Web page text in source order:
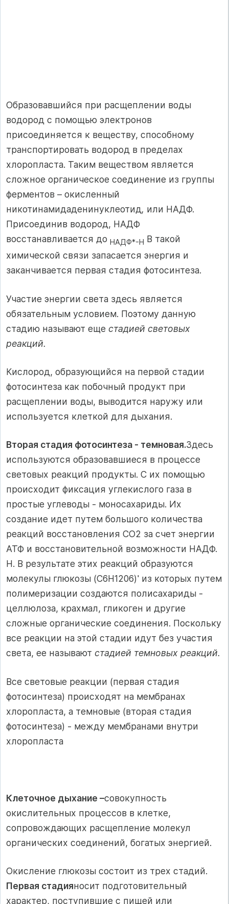
Образовавшийся при расщеплении воды
водород с помощью электро­нов
присоединяется к веществу, способному
транспортировать водород в пре­делах
хлоропласта. Таким веществом является
сложное органическое соеди­нение из группы
ферментов – окисленный
никотинамидаденинуклеотид, или НАДФ.
Присоединив водород, НАДФ
восстанавливается до НАДФ*-Н В такой
химической связи запасается энергия и
заканчивается первая стадия фотосинтеза.
Участие энергии света здесь является
обязательным условием. Поэтому данную
стадию называют еще стадией световых
реакций.
Кислород, образующийся на первой стадии
фотосинтеза как побочный продукт при
расщеплении воды, выводится наружу или
используется клеткой для дыхания.
Вторая стадия фотосинтеза - темновая.Здесь
используются образо­вавшиеся в процессе
световых реакций продукты. С их помощью
происходит фиксация углекислого газа в
простые углеводы - моносахариды. Их
создание идет путем большого количества
реакций восстановления СО2 за счет энер­гии
АТФ и восстановительной возможности НАДФ.
Н. В результате этих ре­акций образуются
молекулы глюкозы (C6H1206)' из которых путем
полимери­зации создаются полисахариды -
целлюлоза, крахмал, гликоген и другие
сложные органические соединения. Поскольку
все реакции на этой стадии идут без участия
света, ее называют стадией темновых реакций.
Все световые реакции (первая стадия
фотосинтеза) происходят на мем­бранах
хлоропласта, а темновые (вторая стадия
фотосинтеза) - между мемб­ранами внутри
хлоропласта
Клеточное дыхание –совокупность
окислительных процессов в клетке,
сопровождающих расщепление молекул
органических соединений, богатых энергией.
Окисление глюкозы состоит из трех стадий.
Первая стадияносит подготовительный
характер, поступившие с пищей или